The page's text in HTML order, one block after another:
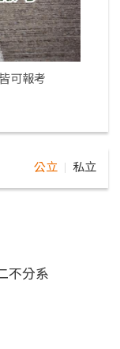
可報考
公立 私立
不分系